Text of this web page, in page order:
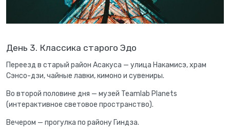
День 3. Классика старого Эдо
Переезд в старый район Асакуса — улица Накамисэ, храм
Сэнсо-дзи, чайные лавки, кимоно и сувениры.
Во второй половине дня — музей Teamlab Planets
(интерактивное световое пространство).
Вечером — прогулка по району Гиндза.